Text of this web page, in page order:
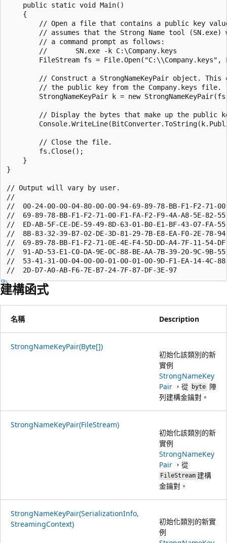
    public static void Main()
    {
// Open a file that contains a public key
// assumes that the Strong Name tool (SN.exe)
        // a command prompt as follows:
        //       SN.exe -k C:\Company.keys
FileStream fs = File.Open("C:\\Company.keys",
// Construct a StrongNameKeyPair object. This
        // the public key from the Company.keys file.
StrongNameKeyPair k = new
// Display the bytes that make up the public
        // Close the file.
        fs.Close();
    }
}
// Output will vary by user.
//
//  00-24-00-00-04-80-00-00-94-69-89-78-BB-F1-F2-71-
//  69-89-78-BB-F1-F2-71-00-F1-FA-F2-F9-4A-A8-5E-82-
//  ED-AB-5F-CE-DE-59-49-8D-63-01-B0-E1-BF-43-07-FA-
//  8B-83-32-39-B7-02-DE-3D-81-29-7B-E8-EA-F0-2E-78-
//  69-89-78-BB-F1-F2-71-0E-4E-F4-5D-DD-A4-7F-11-54-
//  91-AD-53-E1-C0-DA-9E-0C-88-BE-AA-7B-39-20-9C-9B-
//  53-41-31-00-04-00-00-01-00-01-00-9D-F1-EA-14-4C-
建構函式
名稱 Description
StrongNameKeyPair(Byte[])
初始化該類別的新
實例
StrongNameKey
Pair ，從 byte陣
列建構金鑰對。
StrongNameKeyPair(FileStream)
初始化該類別的新
實例
StrongNameKey
Pair ，從
FileStream 建構
金鑰對。
StrongNameKeyPair(SerializationInfo,
StreamingContext)
初始化類別的新實
例